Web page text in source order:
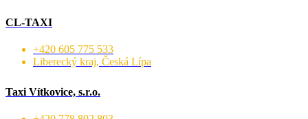
CL-TAXI
+420 605 775 533
Liberecký kraj, Česká Lípa
Taxi Vítkovice, s.r.o.